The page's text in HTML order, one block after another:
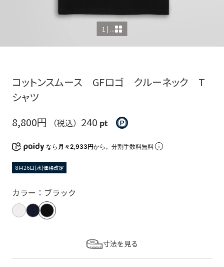
1 | ...
コットンスムース GFロゴ クルーネック T
シャツ
8,800円
（税込） 240 pt
なら 月々2,933円から。分割手数料無料
8月26日(水)価格改定
カラー：ブラック
寸法を見る